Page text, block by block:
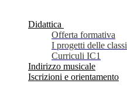
Didattica
Offerta formativa
I progetti delle classi
Curriculi IC1
Indirizzo musicale
Iscrizioni e orientamento